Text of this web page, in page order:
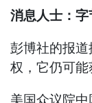
消息人士：
彭博社的报
权，它仍可能